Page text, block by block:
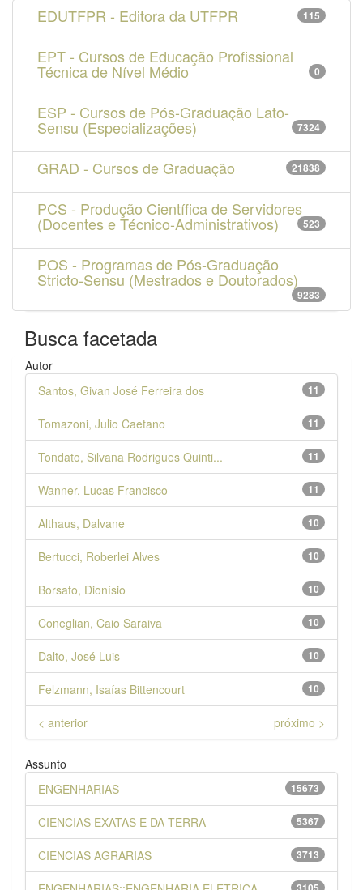
EDUTFPR - Editora da UTFPR 115
EPT - Cursos de Educação Profissional
Técnica de Nível Médio 0
ESP - Cursos de Pós-Graduação Lato-
Sensu (Especializações) 7324
GRAD - Cursos de Graduação 21838
PCS - Produção Científica de Servidores
(Docentes e Técnico-Administrativos) 523
POS - Programas de Pós-Graduação
Stricto-Sensu (Mestrados e Doutorados)
9283
Busca facetada
Autor
11
Santos, Givan José Ferreira dos
11
Tomazoni, Julio Caetano
11
Tondato, Silvana Rodrigues Quinti...
11
Wanner, Lucas Francisco
10
Althaus, Dalvane
10
Bertucci, Roberlei Alves
10
Borsato, Dionísio
10
Coneglian, Caio Saraiva
10
Dalto, José Luis
10
Felzmann, Isaías Bittencourt
< anterior próximo >
Assunto
15673
ENGENHARIAS
5367
CIENCIAS EXATAS E DA TERRA
3713
CIENCIAS AGRARIAS